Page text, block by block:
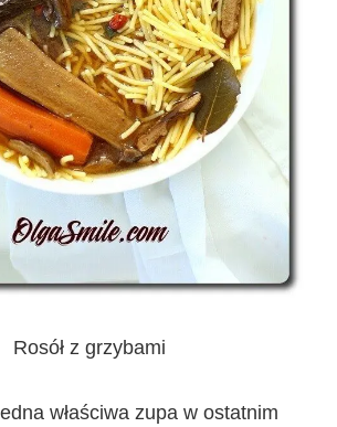
Rosół z grzybami
właściwa zupa w ostatnim